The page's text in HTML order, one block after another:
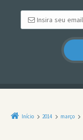
Início 2014 março